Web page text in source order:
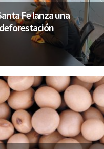
Fe lanza una